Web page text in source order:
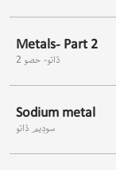
Metals- Part 2
ڌاتو- حصو 2
Sodium metal
سوڊيم ڌاتو